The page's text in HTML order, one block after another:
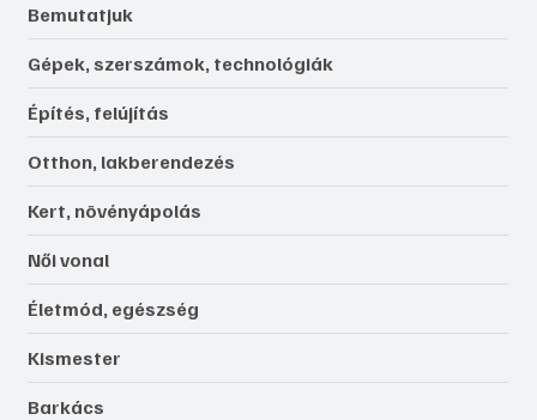
Bemutatjuk
Gépek, szerszámok, technológiák
Építés, felújítás
Otthon, lakberendezés
Kert, növényápolás
Női vonal
Életmód, egészség
Kismester
Barkács